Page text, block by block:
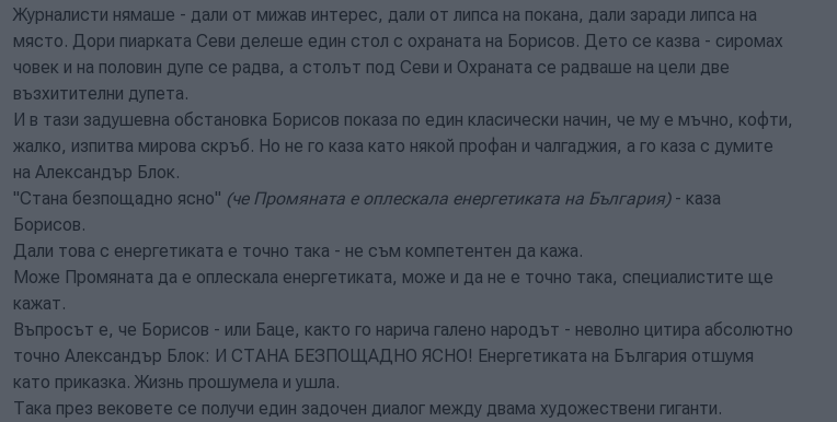
Журналисти нямаше - дали от мижав интерес, дали от липса на покана, дали заради липса на
място. Дори пиарката Севи делеше един стол с охраната на Борисов. Дето се казва - сиромах
човек и на половин дупе се радва, а столът под Севи и Охраната се радваше на цели две
възхитителни дупета.
И в тази задушевна обстановка Борисов показа по един класически начин, че му е мъчно, кофти,
жалко, изпитва мирова скръб. Но не го каза като някой профан и чалгаджия, а го каза с думите
на Александър Блок.
"Стана безпощадно ясно" (че Промяната е оплескала енергетиката на България)- каза
Борисов.
Дали това с енергетиката е точно така - не съм компетентен да кажа.
Може Промяната да е оплескала енергетиката, може и да не е точно така, специалистите ще
кажат.
Въпросът е, че Борисов - или Баце, както го нарича галено народът - неволно цитира абсолютно
точно Александър Блок: И СТАНА БЕЗПОЩАДНО ЯСНО! Енергетиката на България отшумя
като приказка. Жизнь прошумела и ушла.
Така през вековете се получи един задочен диалог между двама художествени гиганти.